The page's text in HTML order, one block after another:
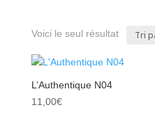
Voici le seul résultat
L’Authentique N04
11,00€